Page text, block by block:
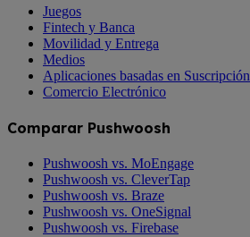
Juegos
Fintech y Banca
Movilidad y Entrega
Medios
Aplicaciones basadas en Suscripción
Comercio Electrónico
Comparar Pushwoosh
Pushwoosh vs. MoEngage
Pushwoosh vs. CleverTap
Pushwoosh vs. Braze
Pushwoosh vs. OneSignal
Pushwoosh vs. Firebase